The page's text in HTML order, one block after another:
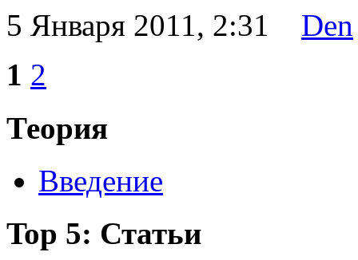
5 Января 2011, 2:31 Den
1 2
Теория
Введение
Top 5: Статьи